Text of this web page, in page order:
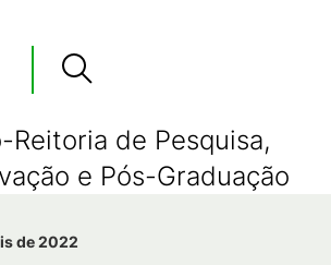
Reitoria de Pesquisa,
e Pós-Graduação
de 2022